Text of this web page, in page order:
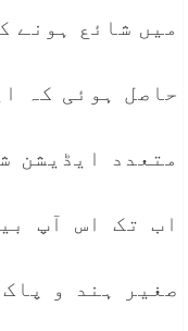
میں شائع ہونے
حاصل ہوئی کہ
اب تک اس آپ
صغیر ہند و